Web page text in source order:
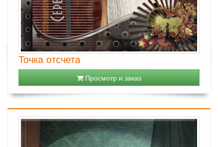
Точка отсчета
Просмотр и заказ